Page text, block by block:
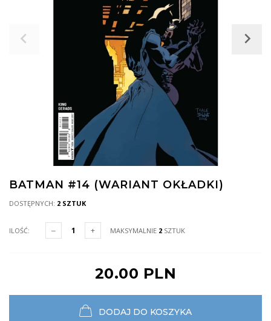
BATMAN #14 (WARIANT OKŁADKI)
DOSTĘPNYCH: 2 SZTUK
ILOŚĆ: MAKSYMALNIE 2 SZTUK
20.00 PLN
DODAJ DO KOSZYKA